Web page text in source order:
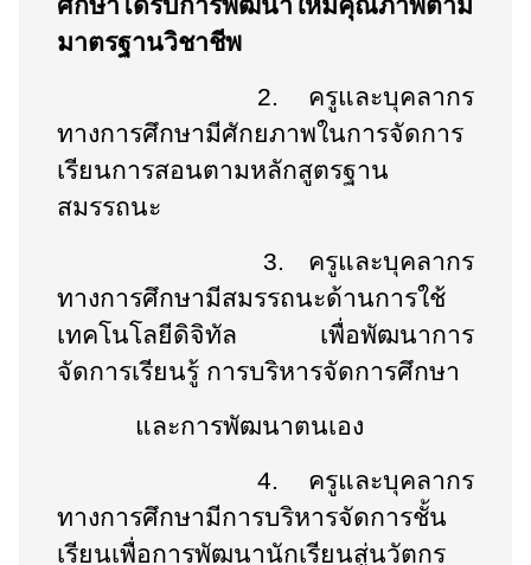
ศึกษาได้รับการพัฒนาให้มีคุณภาพตาม
มาตรฐานวิชาชีพ
2.
ครูและบุคลากร
ทางการศึกษามีศักยภาพในการจัดการ
เรียนการสอนตามหลักสูตรฐาน
สมรรถนะ
3.
ครูและบุคลากร
ทางการศึกษามีสมรรถนะด้านการใช้
เทคโนโลยีดิจิทัล เพื่อพัฒนาการ
จัดการเรียนรู้ การบริหารจัดการศึกษา
และการพัฒนาตนเอง
4.
ครูและบุคลากร
ทางการศึกษามีการบริหารจัดการชั้น
เรียนเพื่อการพัฒนานักเรียนสู่นวัตกร